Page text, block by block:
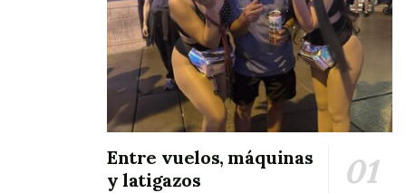
Entre vuelos, máquinas
y latigazos